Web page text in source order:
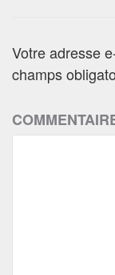
Votre adresse
champs